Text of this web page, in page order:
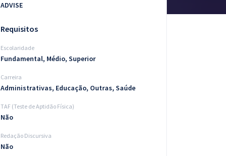
ADVISE
Requisitos
Escolaridade
Fundamental, Médio, Superior
Carreira
Administrativas, Educação, Outras, Saúde
TAF (Teste de Aptidão Física)
Não
Redação Discursiva
Não